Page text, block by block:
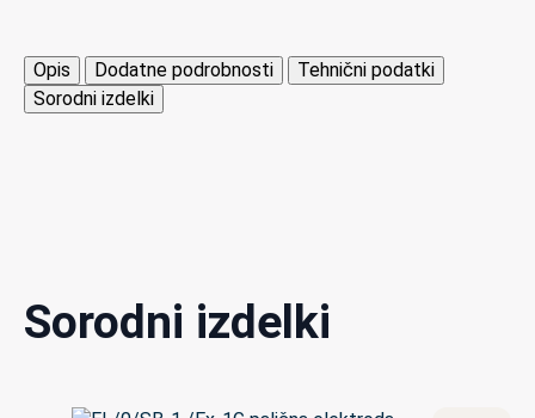
Opis Dodatne podrobnosti
Tehnični podatki
Sorodni izdelki
Sorodni izdelki